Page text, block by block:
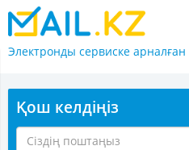
Электронды сервиске арналған
Қош келдіңіз